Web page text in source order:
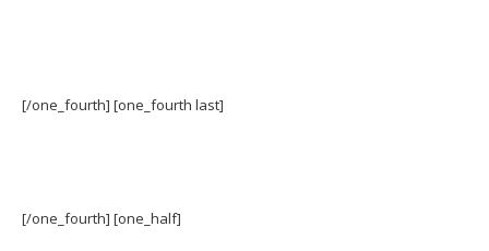
[/one_fourth] [one_fourth last]
[/one_fourth] [one_half]